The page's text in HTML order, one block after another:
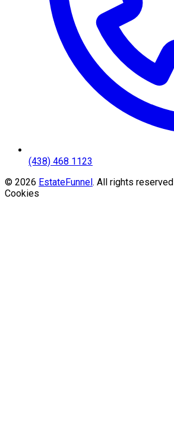
(438) 468 1123
© 2026 EstateFunnel. All rights reserved
Cookies